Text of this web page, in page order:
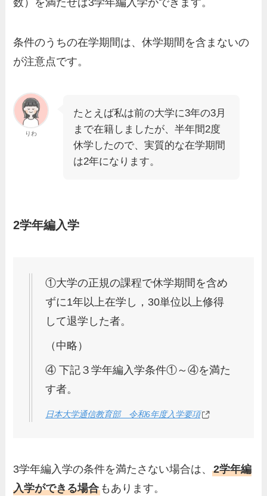
条件のうちの在学期間は、休学期間を含まないの
が注意点です。
りわ
たとえば私は前の大学に3年の3月
まで在籍しましたが、半年間2度
休学したので、実質的な在学期間
は2年になります。
2学年編入学
①大学の正規の課程で休学期間を含め
ずに1年以上在学し，30単位以上修得
して退学した者。
（中略）
④ 下記３学年編入学条件①～④を満た
す者。
日本大学通信教育部 令和6年度入学要項
3学年編入学の条件を満たさない場合は、2学年編
入学ができる場合 もあります。